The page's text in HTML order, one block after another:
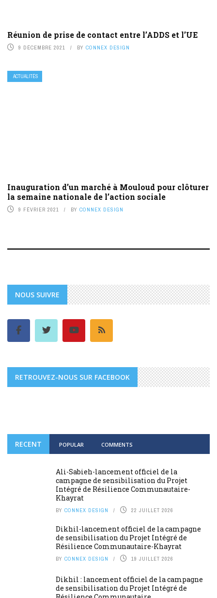
Réunion de prise de contact entre l’ADDS et l’UE
9 DÉCEMBRE 2021 BY CONNEX DESIGN
ACTUALITÉS
Inauguration d’un marché à Mouloud pour clôturer
la semaine nationale de l’action sociale
9 FÉVRIER 2021 BY CONNEX DESIGN
NOUS SUIVRE
RETROUVEZ-NOUS SUR FACEBOOK
RECENT POPULAR COMMENTS
Ali-Sabieh-lancement officiel de la
campagne de sensibilisation du Projet
Intégré de Résilience Communautaire-
Khayrat
BY CONNEX DESIGN 22 JUILLET 2026
Dikhil-lancement officiel de la campagne
de sensibilisation du Projet Intégré de
Résilience Communautaire-Khayrat
BY CONNEX DESIGN 19 JUILLET 2026
Dikhil : lancement officiel de la campagne
de sensibilisation du Projet Intégré de